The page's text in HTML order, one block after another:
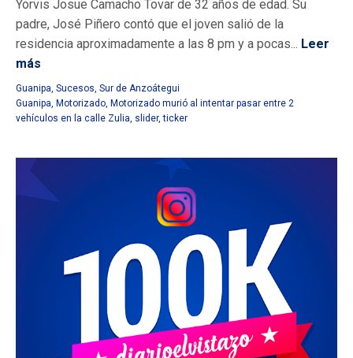
Yorvis Josue Camacho Tovar de 32 años de edad. Su
padre, José Piñero contó que el joven salió de la
residencia aproximadamente a las 8 pm y a pocas... Leer
más
Guanipa, Sucesos, Sur de Anzoátegui
Guanipa, Motorizado, Motorizado murió al intentar pasar entre 2
vehículos en la calle Zulia, slider,ticker